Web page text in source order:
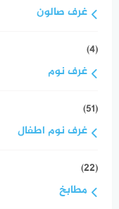
غرف صالون
(4)
غرف نوم
(51)
غرف نوم اطفال
(22)
مطابخ